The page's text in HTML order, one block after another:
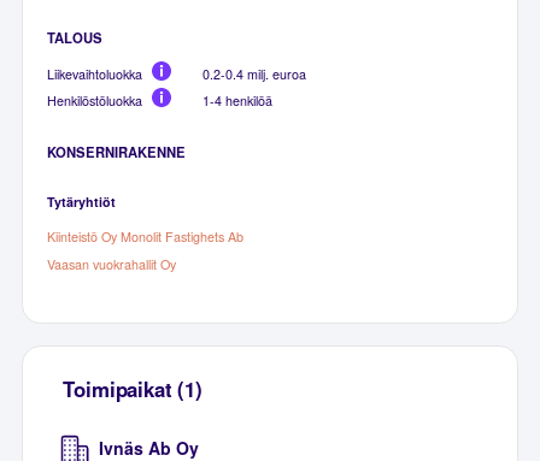
TALOUS
Liikevaihtoluokka
0.2-0.4 milj. euroa
Henkilöstöluokka
1-4 henkilöä
KONSERNIRAKENNE
Tytäryhtiöt
Kiinteistö Oy Monolit Fastighets Ab
Vaasan vuokrahallit Oy
Toimipaikat (1)
Ivnäs Ab Oy